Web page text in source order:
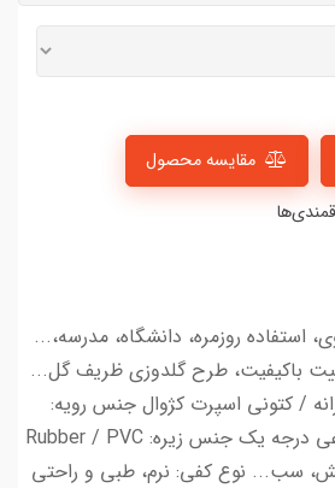
مقایسه محصول
استفاده روزمره، دانشگاه، مدرسه،...
باکیفیت، طرح گلدوزی ظریف گل...
/ کتونی اسپرت کژوال جنس رویه:
سوییت / اشبالت مصنوعی درجه یک جنس زیره: Rubber / PVC
سب... نوع کفی: نرم، طبی و راحتی